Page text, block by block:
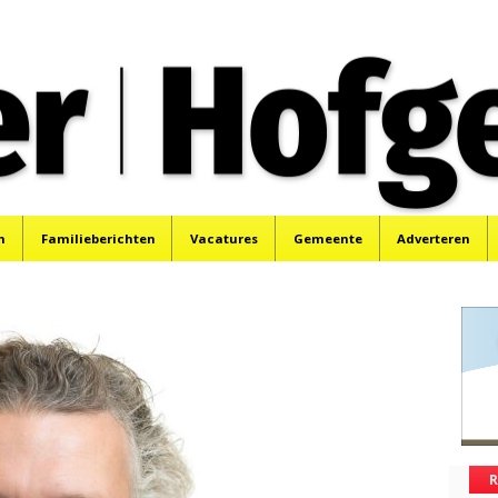
Familieberichten Vacatures Gemeente Adverteren